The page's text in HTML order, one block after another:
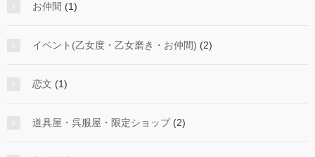
お仲間 (1)
イベント(乙女度・乙女磨き・お仲間) (2)
恋文 (1)
道具屋・呉服屋・限定ショップ(2)